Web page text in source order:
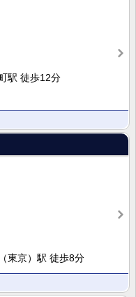
駅 徒歩12分
東京）駅 徒歩8分